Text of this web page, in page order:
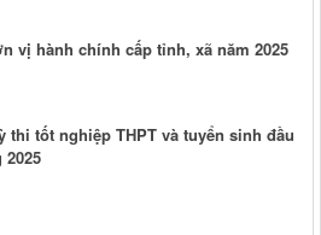
vị hành chính cấp tỉnh, xã năm 2025
thi tốt nghiệp THPT và tuyển sinh đầu